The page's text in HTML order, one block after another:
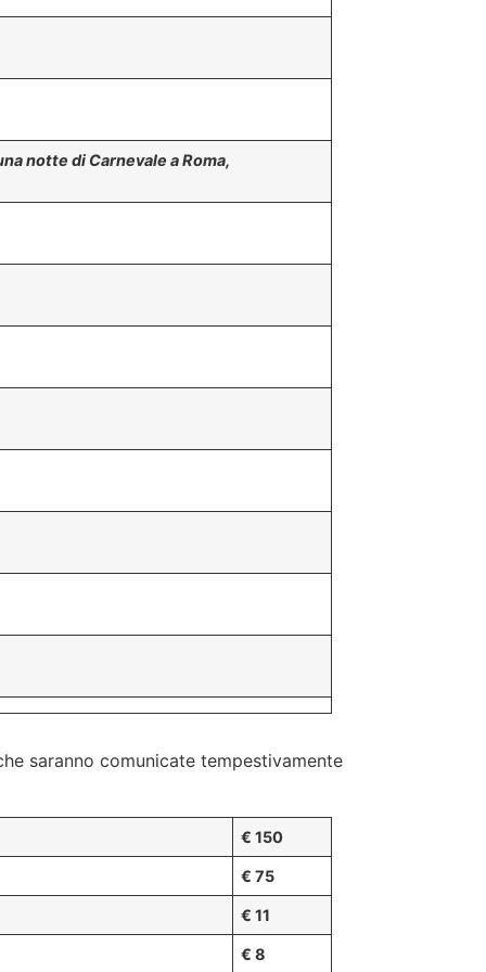
notte di Carnevale a Roma,
saranno comunicate tempestivamente
€ 150
€ 75
€ 11
€ 8